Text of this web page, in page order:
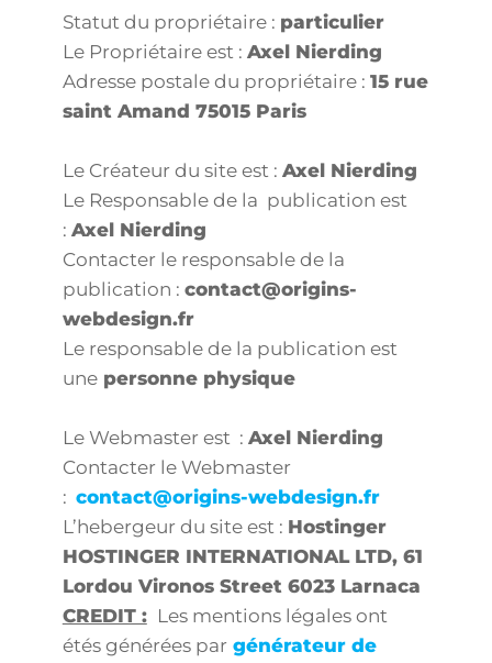
Statut du propriétaire : particulier
Le Propriétaire est : Axel Nierding
Adresse postale du propriétaire : 15 rue
saint Amand 75015 Paris
Le Créateur du site est : Axel Nierding
Le Responsable de la publication est
: Axel Nierding
Contacter le responsable de la
publication : contact@origins-
webdesign.fr
Le responsable de la publication est
unepersonne physique
Le Webmaster est : Axel Nierding
Contacter le Webmaster
: contact@origins-webdesign.fr
L’hebergeur du site est : Hostinger
HOSTINGER INTERNATIONAL LTD, 61
Lordou Vironos Street 6023 Larnaca
CREDIT : Les mentions légales ont
étés générées par générateur de